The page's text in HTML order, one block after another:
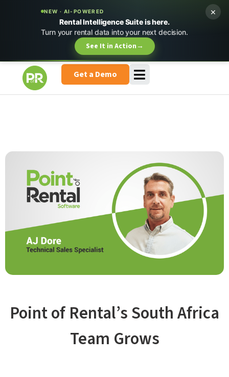
NEW · AI-POWERED
Rental Intelligence Suite is here.
Turn your rental data into your next decision.
See It in Action→
×
Get a Demo
Point of Rental’s South Africa
Team Grows